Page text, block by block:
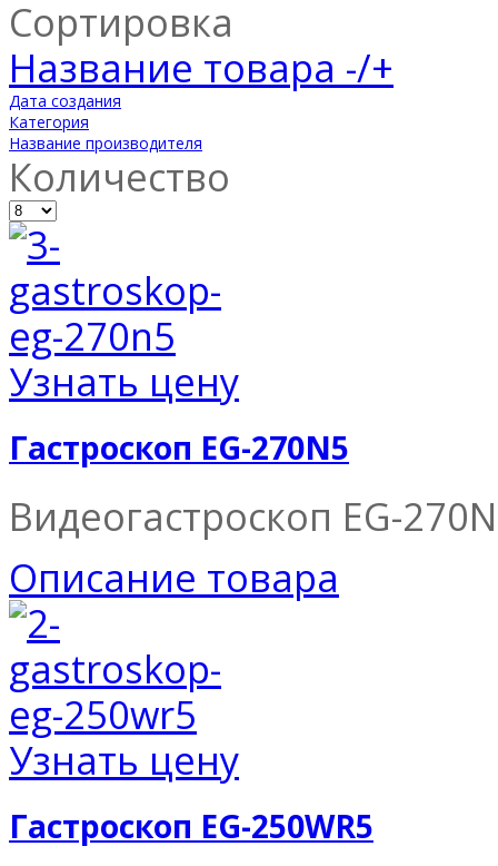
Сортировка
Название товара -/+
Дата создания
Категория
Название производителя
Количество
Узнать цену
Гастроскоп EG-270N5
Видеогастроскоп EG-
Описание товара
Узнать цену
Гастроскоп EG-250WR5